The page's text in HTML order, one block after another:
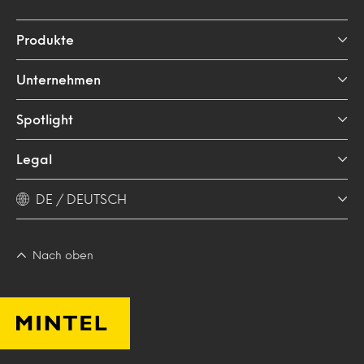
Produkte
Unternehmen
Spotlight
Legal
DE / DEUTSCH
Nach oben